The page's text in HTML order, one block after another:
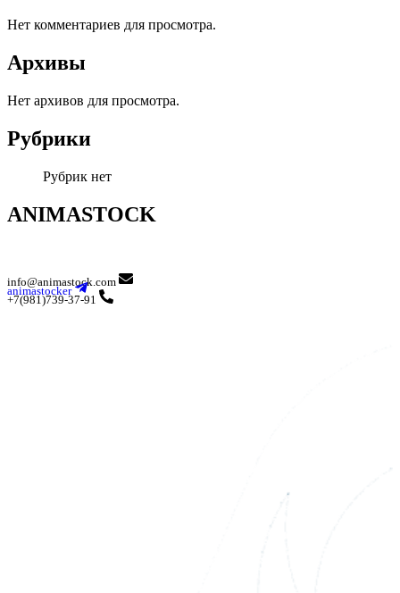
Нет комментариев для просмотра.
Архивы
Нет архивов для просмотра.
Рубрики
Рубрик нет
ANIMASTOCK
info@animastock.com
animastocker
+7(981)739-37-91